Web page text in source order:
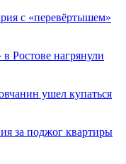
с «перевёртышем»
Ростове нагрянули
ушел купаться
за поджог квартиры